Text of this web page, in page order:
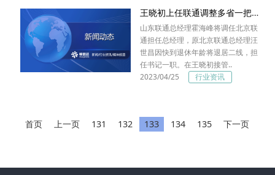
王晓初上任联通调整多省一把手 重点布局4G+
山东联通总经理霍海峰将调任北京联
通担任总经理，原北京联通总经理汪
世昌因快到退休年龄将退居二线，担
任书记一职。在王晓初接管..
2023/04/25
行业资讯
首页 上一页 131 132 133 134 135 下一页